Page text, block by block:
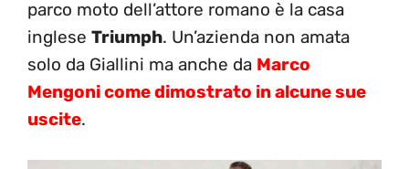
parco moto dell’attore romano è la casa
inglese Triumph. Un’azienda non amata
solo da Giallini ma anche da Marco
Mengoni come dimostrato in alcune sue
uscite.